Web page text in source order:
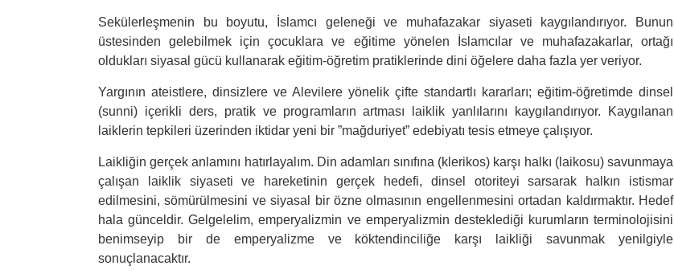
Sekülerleşmenin bu boyutu, İslamcı geleneği ve muhafazakar siyaseti kaygılandırıyor. Bunun
üstesinden gelebilmek için çocuklara ve eğitime yönelen İslamcılar ve muhafazakarlar, ortağı
oldukları siyasal gücü kullanarak eğitim-öğretim pratiklerinde dini öğelere daha fazla yer veriyor.
Yargının ateistlere, dinsizlere ve Alevilere yönelik çifte standartlı kararları; eğitim-öğretimde dinsel
(sunni) içerikli ders, pratik ve programların artması laiklik yanlılarını kaygılandırıyor. Kaygılanan
laiklerin tepkileri üzerinden iktidar yeni bir ”mağduriyet” edebiyatı tesis etmeye çalışıyor.
Laikliğin gerçek anlamını hatırlayalım. Din adamları sınıfına (klerikos) karşı halkı (laikosu) savunmaya
çalışan laiklik siyaseti ve hareketinin gerçek hedefi, dinsel otoriteyi sarsarak halkın istismar
edilmesini, sömürülmesini ve siyasal bir özne olmasının engellenmesini ortadan kaldırmaktır. Hedef
hala günceldir. Gelgelelim, emperyalizmin ve emperyalizmin desteklediği kurumların terminolojisini
benimseyip bir de emperyalizme ve köktendinciliğe karşı laikliği savunmak yenilgiyle
sonuçlanacaktır.